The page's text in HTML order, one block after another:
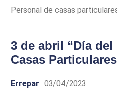
Personal de casas
3 de abril “Día
Casas
Errepar 03/04/2023